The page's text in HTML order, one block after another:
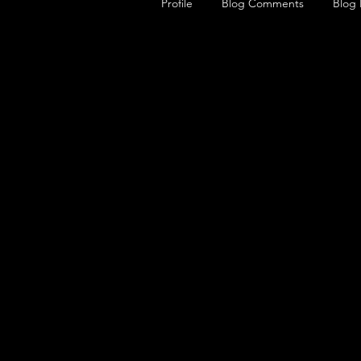
Profile Blog Comments Blog